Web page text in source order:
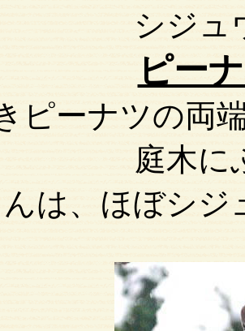
シジュ
ピー
ピーナツの両
庭木に
は、ほぼシ